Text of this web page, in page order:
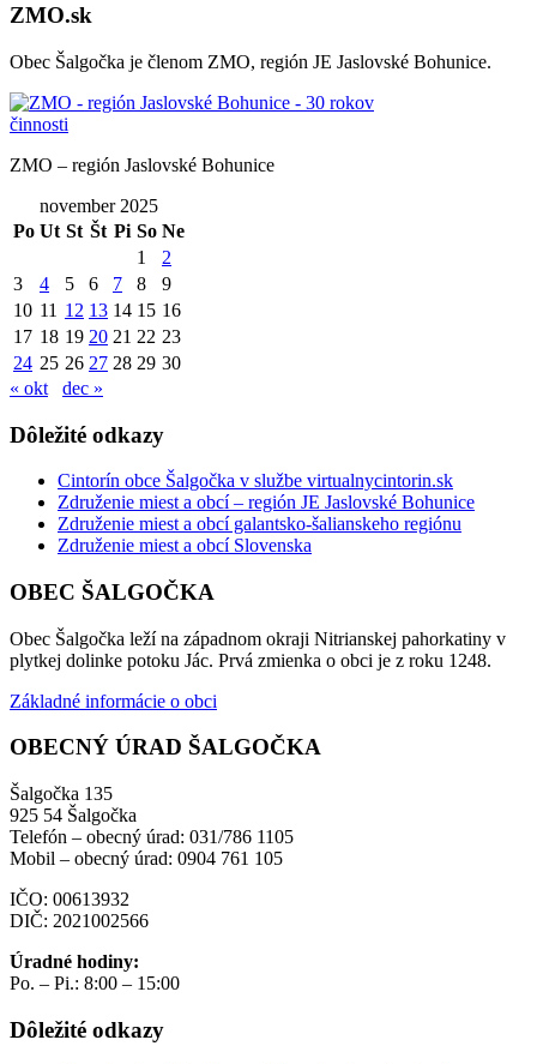
ZMO.sk
Obec Šalgočka je členom ZMO, región JE Jaslovské Bohunice.
ZMO – región Jaslovské Bohunice
november 2025
Po Ut St Št Pi So Ne
1
2
3
4 5 6 7 8
9
10 11 12 13 14 15 16
17 18 19 20 21 22 23
24 25 26 27 28 29 30
« okt
dec »
Dôležité odkazy
Cintorín obce Šalgočka v službe virtualnycintorin.sk
Združenie miest a obcí – región JE Jaslovské Bohunice
Združenie miest a obcí galantsko-šalianskeho regiónu
Združenie miest a obcí Slovenska
OBEC ŠALGOČKA
Obec Šalgočka leží na západnom okraji Nitrianskej pahorkatiny v
plytkej dolinke potoku Jác. Prvá zmienka o obci je z roku 1248.
Základné informácie o obci
OBECNÝ ÚRAD ŠALGOČKA
Šalgočka 135
925 54 Šalgočka
Telefón – obecný úrad: 031/786 1105
Mobil – obecný úrad: 0904 761 105
IČO: 00613932
DIČ: 2021002566
Úradné hodiny:
Po. – Pi.: 8:00 – 15:00
Dôležité odkazy